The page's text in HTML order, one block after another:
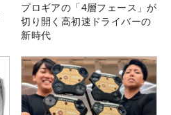
プロギアの「4層フェース」が
切り開く高初速ドライバーの
新時代